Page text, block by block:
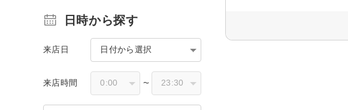
日時から探す
来店日 日付から選択
来店時間 〜